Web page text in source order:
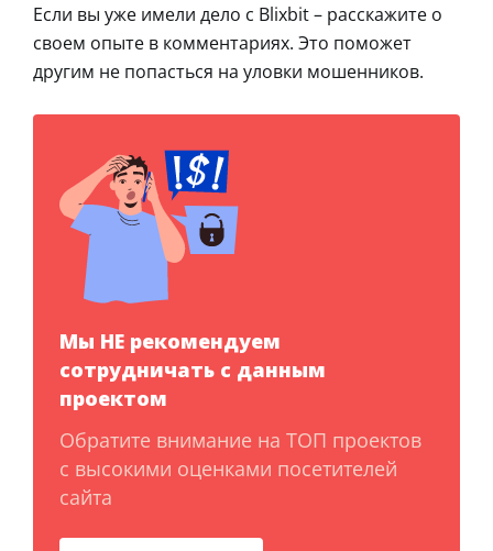
Если вы уже имели дело с Blixbit – расскажите о
своем опыте в комментариях. Это поможет
другим не попасться на уловки мошенников.
Мы НЕ рекомендуем
сотрудничать с данным
проектом
Обратите внимание на ТОП проектов
с высокими оценками посетителей
сайта